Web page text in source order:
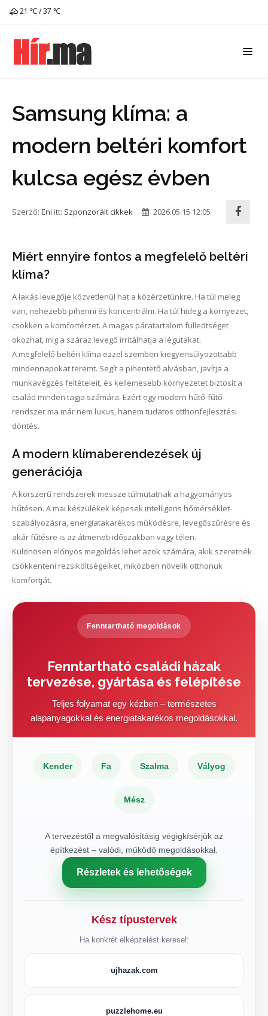
21 ℃ / 37 ℃
Samsung klíma: a
modern beltéri komfort
kulcsa egész évben
Szerző: Eni itt: Szponzorált cikkek 2026.05.15 12:05
Miért ennyire fontos a megfelelő beltéri
klíma?
A lakás levegője közvetlenül hat a közérzetünkre. Ha túl meleg
van, nehezebb pihenni és koncentrálni. Ha túl hideg a környezet,
csökken a komfortérzet. A magas páratartalom fülledtséget
okozhat, míg a száraz levegő irritálhatja a légutakat.
A megfelelő beltéri klíma ezzel szemben kiegyensúlyozottabb
mindennapokat teremt. Segít a pihentető alvásban, javítja a
munkavégzés feltételeit, és kellemesebb környezetet biztosít a
család minden tagja számára. Ezért egy modern hűtő-fűtő
rendszer ma már nem luxus, hanem tudatos otthonfejlesztési
döntés.
A modern klímaberendezések új
generációja
A korszerű rendszerek messze túlmutatnak a hagyományos
hűtésen. A mai készülékek képesek intelligens hőmérséklet-
szabályozásra, energiatakarékos működésre, levegőszűrésre és
akár fűtésre is az átmeneti időszakban vagy télen.
Különösen előnyös megoldás lehet azok számára, akik szeretnék
csökkenteni rezsiköltségeiket, miközben növelik otthonuk
komfortját.
Fenntartható megoldások
Fenntartható családi házak
tervezése, gyártása és felépítése
Teljes folyamat egy kézben – természetes
alapanyagokkal és energiatakarékos megoldásokkal.
Kender Fa Szalma Vályog
Mész
A tervezéstől a megvalósításig végigkísérjük az
építkezést – valódi, működő megoldásokkal.
Részletek és lehetőségek
Kész típustervek
Ha konkrét elképzelést keresel:
ujhazak.com
puzzlehome.eu